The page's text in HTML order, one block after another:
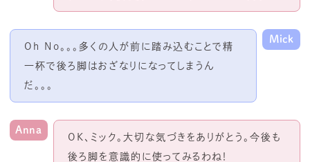
Oh No。。。多くの人が前に踏み込むことで精
一杯で後ろ脚はおざなりになってしまうん
だ。。。
Mick
Anna
OK、ミック。大切な気づきをありがとう。今後も
後ろ脚を意識的に使ってみるわね！